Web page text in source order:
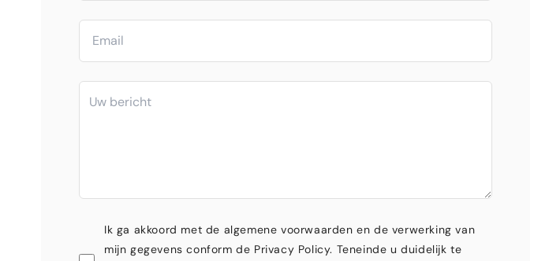
Ik ga akkoord met de algemene voorwaarden en de verwerking van
mijn gegevens conform de Privacy Policy. Teneinde u duidelijk te